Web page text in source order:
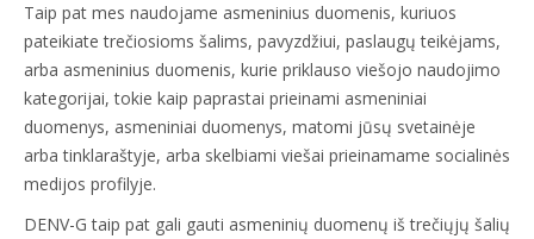
Taip pat mes naudojame asmeninius duomenis, kuriuos
pateikiate trečiosioms šalims, pavyzdžiui, paslaugų teikėjams,
arba asmeninius duomenis, kurie priklauso viešojo naudojimo
kategorijai, tokie kaip paprastai prieinami asmeniniai
duomenys, asmeniniai duomenys, matomi jūsų svetainėje
arba tinklaraštyje, arba skelbiami viešai prieinamame socialinės
medijos profilyje.
DENV-G taip pat gali gauti asmeninių duomenų iš trečiųjų šalių